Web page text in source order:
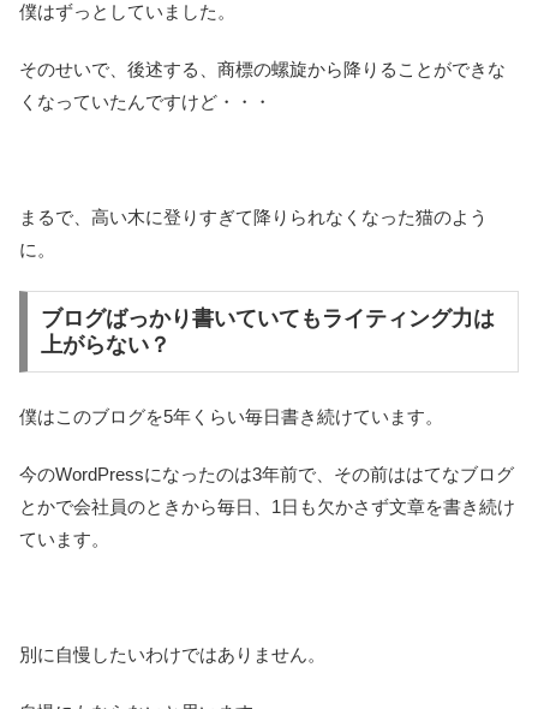
僕はずっとしていました。
そのせいで、後述する、商標の螺旋から降りることができな
くなっていたんですけど・・・
まるで、高い木に登りすぎて降りられなくなった猫のよう
に。
ブログばっかり書いていてもライティング力は
上がらない？
僕はこのブログを5年くらい毎日書き続けています。
今のWordPressになったのは3年前で、その前ははてなブログ
とかで会社員のときから毎日、1日も欠かさず文章を書き続け
ています。
別に自慢したいわけではありません。